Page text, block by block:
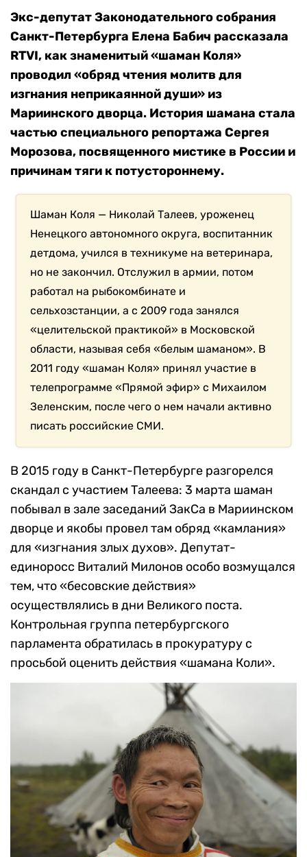
Экс-депутат Законодательного собрания
Санкт-Петербурга Елена Бабич рассказала
RTVI, как знаменитый «шаман Коля»
проводил «обряд чтения молитв для
изгнания неприкаянной души» из
Мариинского дворца. История шамана стала
частью специального репортажа Сергея
Морозова, посвященного мистике в России и
причинам тяги к потустороннему.
Шаман Коля — Николай Талеев, уроженец
Ненецкого автономного округа, воспитанник
детдома, учился в техникуме на ветеринара,
но не закончил. Отслужил в армии, потом
работал на рыбокомбинате и
сельхозстанции, а с 2009 года занялся
«целительской практикой» в Московской
области, называя себя «белым шаманом». В
2011 году «шаман Коля» принял участие в
телепрограмме «Прямой эфир» с Михаилом
Зеленским, после чего о нем начали активно
писать российские СМИ.
В 2015 году в Санкт-Петербурге разгорелся
скандал с участием Талеева: 3 марта шаман
побывал в зале заседаний ЗакСа в Мариинском
дворце и якобы провел там обряд «камлания»
для «изгнания злых духов». Депутат-
единоросс Виталий Милонов особо возмущался
тем, что «бесовские действия»
осуществлялись в дни Великого поста.
Контрольная группа петербургского
парламента обратилась в прокуратуру с
просьбой оценить действия «шамана Коли».